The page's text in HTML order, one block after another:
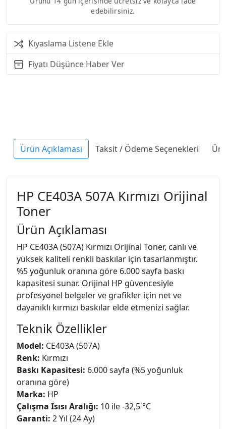
edebilirsiniz.
Kıyaslama Listene Ekle
Fiyatı Düşünce Haber Ver
Ürün Açıklaması Taksit / Ödeme Seçenekleri
HP CE403A 507A Kırmızı Orijinal
Toner
Ürün Açıklaması
HP CE403A (507A) Kırmızı Orijinal Toner, canlı ve
yüksek kaliteli renkli baskılar için tasarlanmıştır.
%5 yoğunluk oranına göre 6.000 sayfa baskı
kapasitesi sunar. Orijinal HP güvencesiyle
profesyonel belgeler ve grafikler için net ve
dayanıklı kırmızı baskılar elde etmenizi sağlar.
Teknik Özellikler
Model: CE403A (507A)
Renk: Kırmızı
Baskı Kapasitesi: 6.000 sayfa (%5 yoğunluk
oranına göre)
Marka: HP
Çalışma Isısı Aralığı: 10 ile -32,5 °C
Garanti: 2 Yıl (24 Ay)